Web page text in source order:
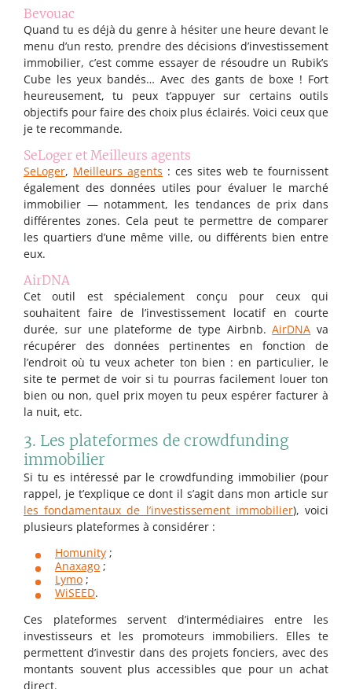
Bevouac
Quand tu es déjà du genre à hésiter une heure devant le
menu d’un resto, prendre des décisions d’investissement
immobilier, c’est comme essayer de résoudre un Rubik’s
Cube les yeux bandés… Avec des gants de boxe ! Fort
heureusement, tu peux t’appuyer sur certains outils
objectifs pour faire des choix plus éclairés. Voici ceux que
je te recommande.
SeLoger et Meilleurs agents
SeLoger, Meilleurs agents : ces sites web te fournissent
également des données utiles pour évaluer le marché
immobilier — notamment, les tendances de prix dans
différentes zones. Cela peut te permettre de comparer
les quartiers d’une même ville, ou différents bien entre
eux.
AirDNA
Cet outil est spécialement conçu pour ceux qui
souhaitent faire de l’investissement locatif en courte
durée, sur une plateforme de type Airbnb.AirDNA va
récupérer des données pertinentes en fonction de
l’endroit où tu veux acheter ton bien : en particulier, le
site te permet de voir si tu pourras facilement louer ton
bien ou non, quel prix moyen tu peux espérer facturer à
la nuit, etc.
3. Les plateformes de crowdfunding
immobilier
Si tu es intéressé par le crowdfunding immobilier (pour
rappel, je t’explique ce dont il s’agit dans mon article sur
les fondamentaux de l’investissement immobilier), voici
plusieurs plateformes à considérer :
Homunity ;
Anaxago ;
Lymo ;
WiSEED.
Ces plateformes servent d’intermédiaires entre les
investisseurs et les promoteurs immobiliers. Elles te
permettent d’investir dans des projets fonciers, avec des
montants souvent plus accessibles que pour un achat
direct.